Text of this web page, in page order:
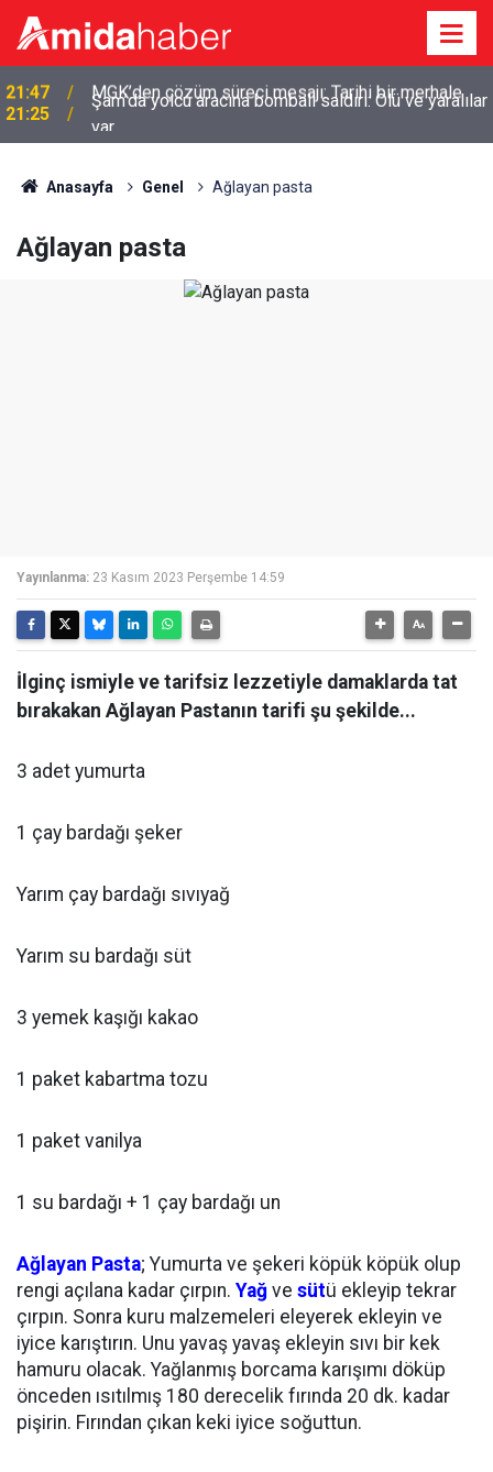
21:25
Şam’da yolcu aracına bombalı saldırı: Ölü ve yaralılar
var
Anasayfa Genel Ağlayan pasta
Ağlayan pasta
Yayınlanma: 23 Kasım 2023 Perşembe 14:59
İlginç ismiyle ve tarifsiz lezzetiyle damaklarda tat
bırakakan Ağlayan Pastanın tarifi şu şekilde...
3 adet yumurta
1 çay bardağı şeker
Yarım çay bardağı sıvıyağ
Yarım su bardağı süt
3 yemek kaşığı kakao
1 paket kabartma tozu
1 paket vanilya
1 su bardağı + 1 çay bardağı un
Ağlayan Pasta; Yumurta ve şekeri köpük köpük olup
rengi açılana kadar çırpın. Yağ ve sütü ekleyip tekrar
çırpın. Sonra kuru malzemeleri eleyerek ekleyin ve
iyice karıştırın. Unu yavaş yavaş ekleyin sıvı bir kek
hamuru olacak. Yağlanmış borcama karışımı döküp
önceden ısıtılmış 180 derecelik fırında 20 dk. kadar
pişirin. Fırından çıkan keki iyice soğuttun.